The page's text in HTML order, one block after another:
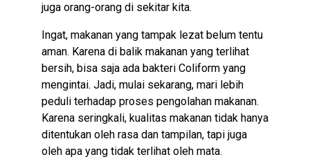
juga orang-orang di sekitar kita.
Ingat, makanan yang tampak lezat belum tentu
aman. Karena di balik makanan yang terlihat
bersih, bisa saja ada bakteri Coliform yang
mengintai. Jadi, mulai sekarang, mari lebih
peduli terhadap proses pengolahan makanan.
Karena seringkali, kualitas makanan tidak hanya
ditentukan oleh rasa dan tampilan, tapi juga
oleh apa yang tidak terlihat oleh mata.